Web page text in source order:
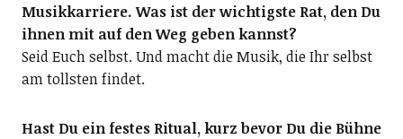
Musikkarriere. Was ist der wichtigste Rat, den Du
ihnen mit auf den Weg geben kannst?
Seid Euch selbst. Und macht die Musik, die Ihr selbst
am tollsten findet.
Hast Du ein festes Ritual, kurz bevor Du die Bühne